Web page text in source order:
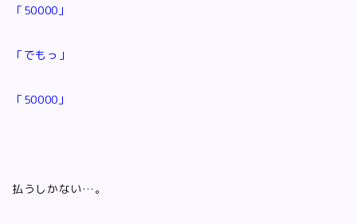
「50000」
「でもっ」
「50000」
払うしかない…。